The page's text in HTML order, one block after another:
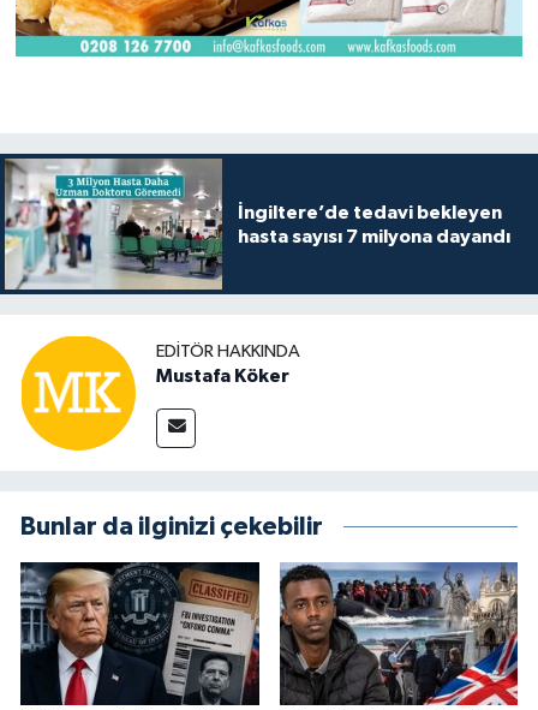
İngiltere’de tedavi bekleyen
hasta sayısı 7 milyona dayandı
EDITÖR HAKKINDA
Mustafa Köker
Bunlar da ilginizi çekebilir